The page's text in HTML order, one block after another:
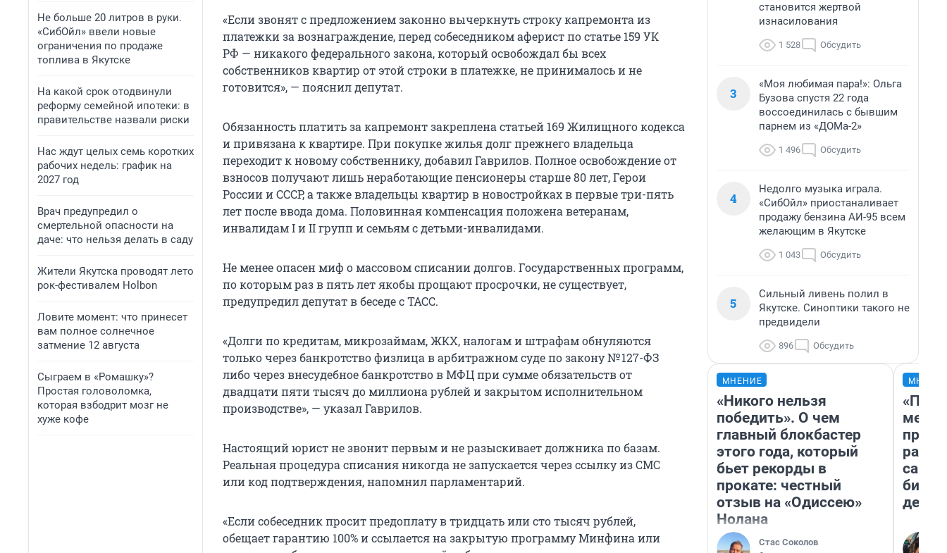
Не больше 20 литров в руки.
«СибОйл» ввели новые
ограничения по продаже
топлива в Якутске
На какой срок отодвинули
реформу семейной ипотеки: в
правительстве назвали риски
Нас ждут целых семь коротких
рабочих недель: график на
2027 год
Врач предупредил о
смертельной опасности на
даче: что нельзя делать в саду
Жители Якутска проводят лето
рок-фестивалем Holbon
Ловите момент: что принесет
вам полное солнечное
затмение 12 августа
Сыграем в «Ромашку»?
Простая головоломка,
которая взбодрит мозг не
хуже кофе
«Если звонят с предложением законно вычеркнуть строку капремонта из
платежки за вознаграждение, перед собеседником аферист по статье 159 УК
РФ — никакого федерального закона, который освобождал бы всех
собственников квартир от этой строки в платежке, не принималось и не
готовится», — пояснил депутат.
Обязанность платить за капремонт закреплена статьей 169 Жилищного кодекса
и привязана к квартире. При покупке жилья долг прежнего владельца
переходит к новому собственнику, добавил Гаврилов. Полное освобождение от
взносов получают лишь неработающие пенсионеры старше 80 лет, Герои
России и СССР, а также владельцы квартир в новостройках в первые три-пять
лет после ввода дома. Половинная компенсация положена ветеранам,
инвалидам I и II групп и семьям с детьми-инвалидами.
Не менее опасен миф о массовом списании долгов. Государственных программ,
по которым раз в пять лет якобы прощают просрочки, не существует,
предупредил депутат в беседе с ТАСС.
«Долги по кредитам, микрозаймам, ЖКХ, налогам и штрафам обнуляются
только через банкротство физлица в арбитражном суде по закону № 127-ФЗ
либо через внесудебное банкротство в МФЦ при сумме обязательств от
двадцати пяти тысяч до миллиона рублей и закрытом исполнительном
производстве», — указал Гаврилов.
Настоящий юрист не звонит первым и не разыскивает должника по базам.
Реальная процедура списания никогда не запускается через ссылку из СМС
или код подтверждения, напомнил парламентарий.
«Если собеседник просит предоплату в тридцать или сто тысяч рублей,
обещает гарантию 100% и ссылается на закрытую программу Минфина или
становится жертвой
изнасилования
1 528 Обсудить
3
«Моя любимая пара!»: Ольга
Бузова спустя 22 года
воссоединилась с бывшим
парнем из «ДОМа-2»
1 496 Обсудить
4
Недолго музыка играла.
«СибОйл» приостаналивает
продажу бензина АИ-95 всем
желающим в Якутске
1 043 Обсудить
5
Сильный ливень полил в
Якутске. Синоптики такого не
предвидели
896 Обсудить
МНЕНИЕ
«Никого нельзя
победить». О чем
главный блокбастер
этого года, который
бьет рекорды в
прокате: честный
отзыв на «Одиссею»
Нолана
Стас Соколов